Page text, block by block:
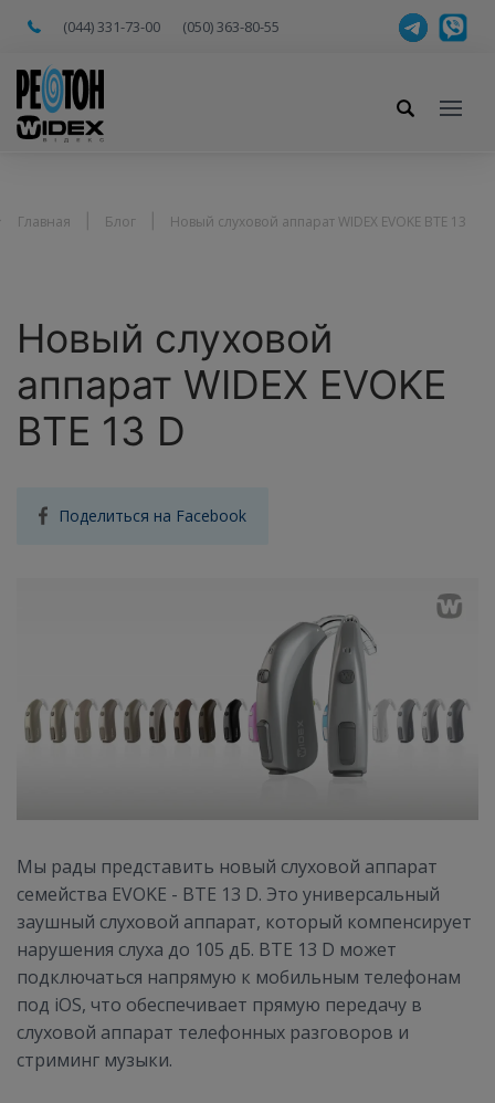
(044) 331-73-00 (050) 363-80-55
Главная Блог Новый слуховой аппарат WIDEX EVOKE BTE 13
Новый слуховой
аппарат WIDEX EVOKE
BTE 13 D
Поделиться на Facebook
Мы рады представить новый слуховой аппарат
семейства EVOKE - BTE 13 D. Это универсальный
заушный слуховой аппарат, который компенсирует
нарушения слуха до 105 дБ. BTE 13 D может
подключаться напрямую к мобильным телефонам
под iOS, что обеспечивает прямую передачу в
слуховой аппарат телефонных разговоров и
стриминг музыки.